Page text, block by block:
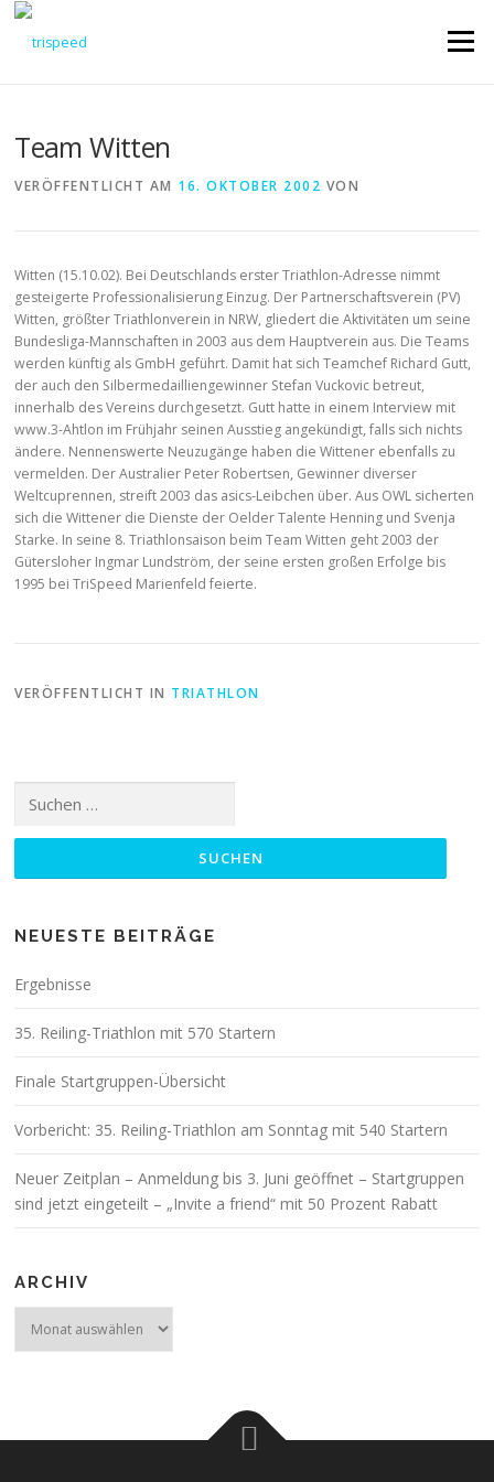
Direkt
Menü
Team Witten
VERÖFFENTLICHT AM 16. OKTOBER 2002 VON
Witten (15.10.02). Bei Deutschlands erster Triathlon-Adresse nimmt
gesteigerte Professionalisierung Einzug. Der Partnerschaftsverein (PV)
Witten, größter Triathlonverein in NRW, gliedert die Aktivitäten um seine
Bundesliga-Mannschaften in 2003 aus dem Hauptverein aus. Die Teams
werden künftig als GmbH geführt. Damit hat sich Teamchef Richard Gutt,
der auch den Silbermedailliengewinner Stefan Vuckovic betreut,
innerhalb des Vereins durchgesetzt. Gutt hatte in einem Interview mit
www.3-Ahtlon im Frühjahr seinen Ausstieg angekündigt, falls sich nichts
ändere. Nennenswerte Neuzugänge haben die Wittener ebenfalls zu
vermelden. Der Australier Peter Robertsen, Gewinner diverser
Weltcuprennen, streift 2003 das asics-Leibchen über. Aus OWL sicherten
sich die Wittener die Dienste der Oelder Talente Henning und Svenja
Starke. In seine 8. Triathlonsaison beim Team Witten geht 2003 der
Gütersloher Ingmar Lundström, der seine ersten großen Erfolge bis
1995 bei TriSpeed Marienfeld feierte.
VERÖFFENTLICHT IN TRIATHLON
nach:
NEUESTE BEITRÄGE
Ergebnisse
35. Reiling-Triathlon mit 570 Startern
Finale Startgruppen-Übersicht
Vorbericht: 35. Reiling-Triathlon am Sonntag mit 540 Startern
Neuer Zeitplan – Anmeldung bis 3. Juni geöffnet – Startgruppen
sind jetzt eingeteilt – „Invite a friend“ mit 50 Prozent Rabatt
ARCHIV